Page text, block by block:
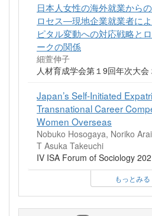
日本人女性の海外就業から
ロセス―現地企業就業者に
ピタル変動への対応戦略と
ークの関係
細萱伸子
人材育成学会第１9回年次大
Japan’s Self-Initiated
Transnational Career
Women Overseas
Nobuko Hosogaya, Noriko
T Asuka Takeuchi
IV ISA Forum of Sociology
もっとみる